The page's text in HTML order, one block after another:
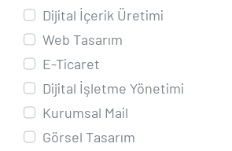
Dijital İçerik Üretimi
Web Tasarım
E-Ticaret
Dijital İşletme Yönetimi
Kurumsal Mail
Görsel Tasarım